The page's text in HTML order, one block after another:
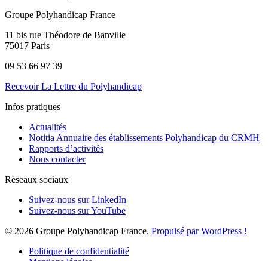
Groupe Polyhandicap France
11 bis rue Théodore de Banville
75017 Paris
09 53 66 97 39
Recevoir La Lettre du Polyhandicap
Infos pratiques
Actualités
Notitia Annuaire des établissements Polyhandicap du CRMH
Rapports d’activités
Nous contacter
Réseaux sociaux
Suivez-nous sur LinkedIn
Suivez-nous sur YouTube
© 2026 Groupe Polyhandicap France. Propulsé par WordPress !
Politique de confidentialité